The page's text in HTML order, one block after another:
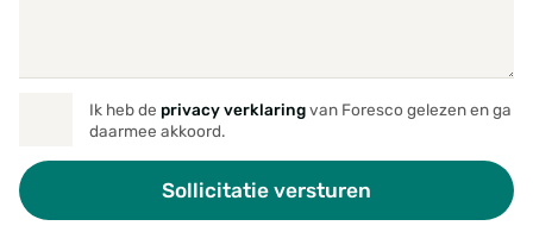
Ik heb de privacy verklaringvan Foresco gelezen en ga
daarmee akkoord.